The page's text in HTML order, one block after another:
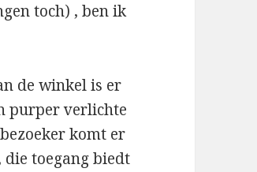
toch) , ben ik
de winkel is er
purper verlichte
komt er
toegang biedt